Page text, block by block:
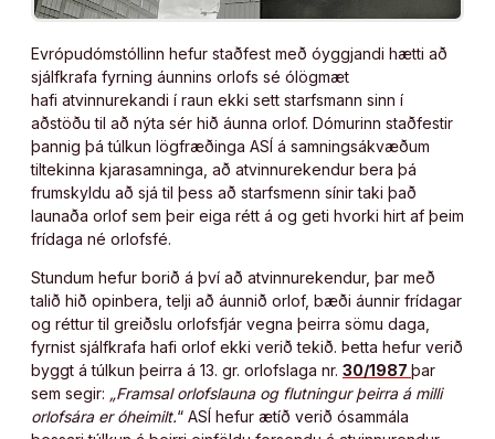
Evrópudómstóllinn hefur staðfest með óyggjandi hætti að
sjálfkrafa fyrning áunnins orlofs sé ólögmæt
hafi atvinnurekandi í raun ekki sett starfsmann sinn í
aðstöðu til að nýta sér hið áunna orlof. Dómurinn staðfestir
þannig þá túlkun lögfræðinga ASÍ á samningsákvæðum
tiltekinna kjarasamninga, að atvinnurekendur bera þá
frumskyldu að sjá til þess að starfsmenn sínir taki það
launaða orlof sem þeir eiga rétt á og geti hvorki hirt af þeim
frídaga né orlofsfé.
Stundum hefur borið á því að atvinnurekendur, þar með
talið hið opinbera, telji að áunnið orlof, bæði áunnir frídagar
og réttur til greiðslu orlofsfjár vegna þeirra sömu daga,
fyrnist sjálfkrafa hafi orlof ekki verið tekið. Þetta hefur verið
byggt á túlkun þeirra á 13. gr. orlofslaga nr. 30/1987 þar
sem segir: „Framsal orlofslauna og flutningur þeirra á milli
orlofsára er óheimilt.“ ASÍ hefur ætíð verið ósammála